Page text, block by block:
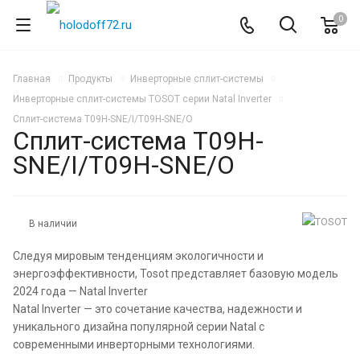
0
Главная Продукты
Инверторные сплит-системы
Инверторные сплит-системы TOSOT серии Natal Inverter
Сплит-система T09H-SNE/I/T09H-SNE/O
Сплит-система T09H-
SNE/I/T09H-SNE/O
В наличии
Следуя мировым тенденциям экологичности и
энергоэффективности, Tosot представляет базовую модель
2024 года — Natal Inverter
Natal Inverter — это сочетание качества, надежности и
уникального дизайна популярной серии Natal с
современными инверторными технологиями.